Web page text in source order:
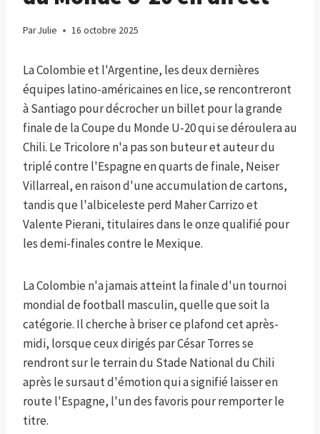
ParJulie 16 octobre 2025
La Colombie et l'Argentine, les deux dernières
équipes latino-américaines en lice, se rencontreront
à Santiago pour décrocher un billet pour la grande
finale de la Coupe du Monde U-20 qui se déroulera au
Chili. Le Tricolore n'a pas son buteur et auteur du
triplé contre l'Espagne en quarts de finale, Neiser
Villarreal, en raison d'une accumulation de cartons,
tandis que l'albiceleste perd Maher Carrizo et
Valente Pierani, titulaires dans le onze qualifié pour
les demi-finales contre le Mexique.
La Colombie n'a jamais atteint la finale d'un tournoi
mondial de football masculin, quelle que soit la
catégorie. Il cherche à briser ce plafond cet après-
midi, lorsque ceux dirigés par César Torres se
rendront sur le terrain du Stade National du Chili
après le sursaut d'émotion qui a signifié laisser en
route l'Espagne, l'un des favoris pour remporter le
titre.